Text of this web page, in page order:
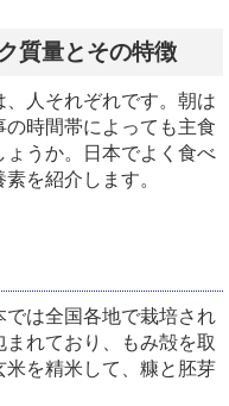
質量とその特徴
人それぞれです。朝は
時間帯によっても主食
うか。日本でよく食べ
を紹介します。
は全国各地で栽培され
れており、もみ殻を取
米を精米して、糠と胚芽